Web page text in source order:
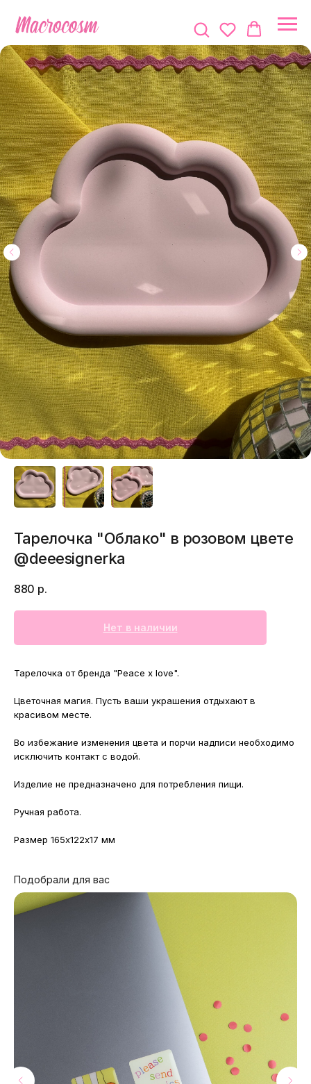
Тарелочка "Облако" в розовом цвете
@deeesignerka
880 р.
Нет в наличии
Тарелочка от бренда "Peace x love".
Цветочная магия. Пусть ваши украшения отдыхают в
красивом месте.
Во избежание изменения цвета и порчи надписи необходимо
исключить контакт с водой.
Изделие не предназначено для потребления пищи.
Ручная работа.
Размер 165х122х17 мм
Подобрали для вас
Потрогать, примерить,
ВЛЮБИТЬСЯ И КУПИТЬ
наш бренд вы можете по адресу